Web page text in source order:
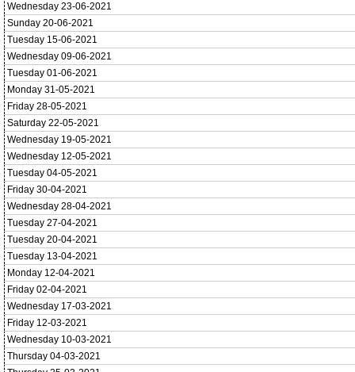
Wednesday 23-06-2021
Sunday 20-06-2021
Tuesday 15-06-2021
Wednesday 09-06-2021
Tuesday 01-06-2021
Monday 31-05-2021
Friday 28-05-2021
Saturday 22-05-2021
Wednesday 19-05-2021
Wednesday 12-05-2021
Tuesday 04-05-2021
Friday 30-04-2021
Wednesday 28-04-2021
Tuesday 27-04-2021
Tuesday 20-04-2021
Tuesday 13-04-2021
Monday 12-04-2021
Friday 02-04-2021
Wednesday 17-03-2021
Friday 12-03-2021
Wednesday 10-03-2021
Thursday 04-03-2021